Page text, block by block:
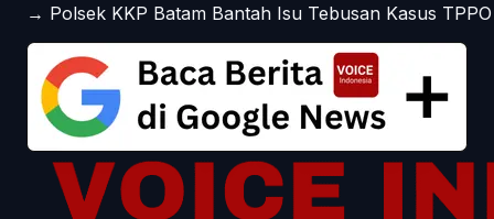
→ Polsek KKP Batam Bantah Isu Tebusan Kasus TPPO